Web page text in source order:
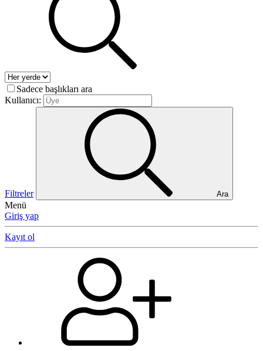
Sadece başlıkları ara
Kullanıcı:
Filtreler Ara
Menü
Giriş yap
Kayıt ol